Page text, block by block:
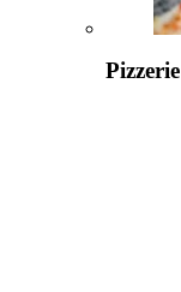
Pizzerie